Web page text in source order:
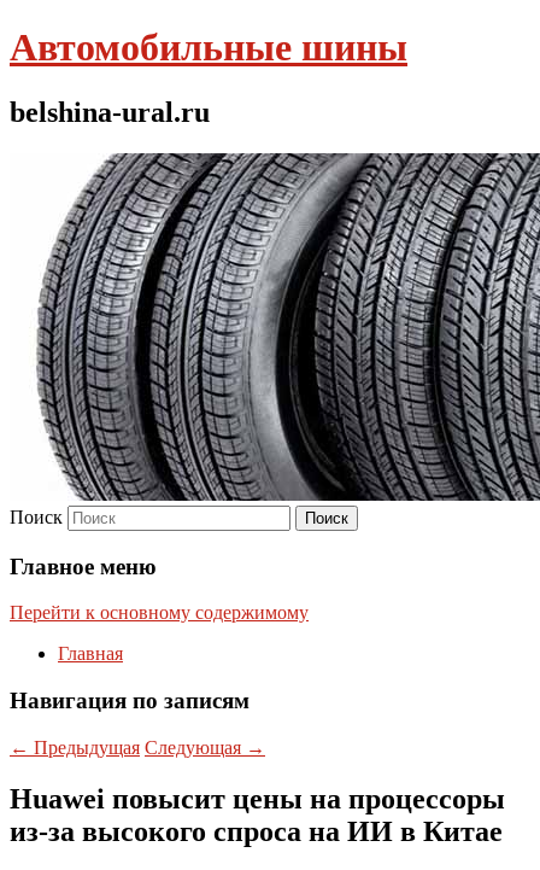
Автомобильные шины
belshina-ural.ru
Поиск
Главное меню
Перейти к основному содержимому
Главная
Навигация по записям
← Предыдущая Следующая →
Huawei повысит цены на процессоры
из-за высокого спроса на ИИ в Китае